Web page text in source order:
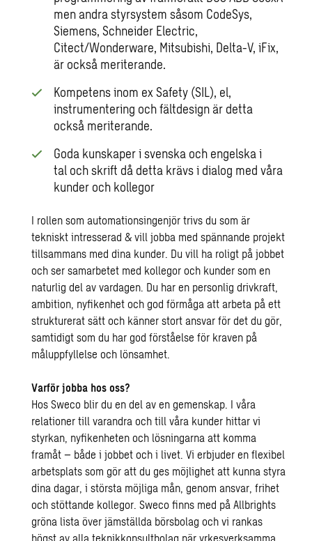
men andra styrsystem såsom CodeSys,
Siemens, Schneider Electric,
Citect/Wonderware, Mitsubishi, Delta-V, iFix,
är också meriterande.
Kompetens inom ex Safety (SIL), el,
instrumentering och fältdesign är detta
också meriterande.
Goda kunskaper i svenska och engelska i
tal och skrift då detta krävs i dialog med våra
kunder och kollegor
I rollen som automationsingenjör trivs du som är
tekniskt intresserad & vill jobba med spännande projekt
tillsammans med dina kunder. Du vill ha roligt på jobbet
och ser samarbetet med kollegor och kunder som en
naturlig del av vardagen. Du har en personlig drivkraft,
ambition, nyfikenhet och god förmåga att arbeta på ett
strukturerat sätt och känner stort ansvar för det du gör,
samtidigt som du har god förståelse för kraven på
måluppfyllelse och lönsamhet.
Varför jobba hos oss?
Hos Sweco blir du en del av en gemenskap. I våra
relationer till varandra och till våra kunder hittar vi
styrkan, nyfikenheten och lösningarna att komma
framåt – både i jobbet och i livet. Vi erbjuder en flexibel
arbetsplats som gör att du ges möjlighet att kunna styra
dina dagar, i största möjliga mån, genom ansvar, frihet
och stöttande kollegor. Sweco finns med på Allbrights
gröna lista över jämställda börsbolag och vi rankas
högst av alla teknikkonsultbolag när yrkesverksamma